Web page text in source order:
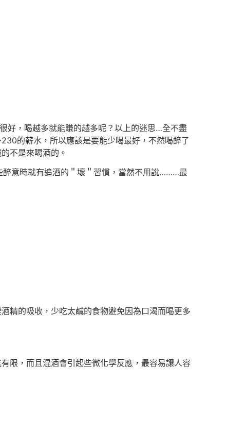
好，喝越多就能賺的越多呢？以上的迷思…全不盡
的薪水，所以應該是要能少喝最好，不然喝醉了
不是來喝酒的。
醉意時就有追酒的＂壞＂習慣，當然不用說………最
精的吸收，少吃太鹹的食物避免因為口渴而喝更多
限，而且混酒會引起些微化學反應，最容易讓人容